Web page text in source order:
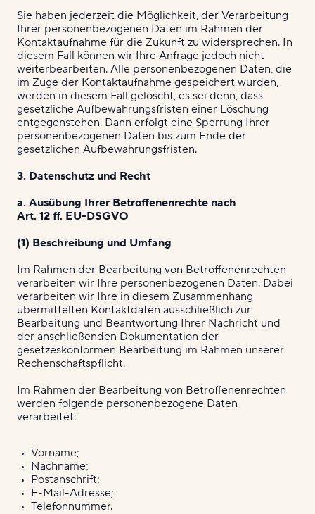
Sie haben jederzeit die Möglichkeit, der Verarbeitung
Ihrer personenbezogenen Daten im Rahmen der
Kontaktaufnahme für die Zukunft zu widersprechen. In
diesem Fall können wir Ihre Anfrage jedoch nicht
weiterbearbeiten. Alle personenbezogenen Daten, die
im Zuge der Kontaktaufnahme gespeichert wurden,
werden in diesem Fall gelöscht, es sei denn, dass
gesetzliche Aufbewahrungsfristen einer Löschung
entgegenstehen. Dann erfolgt eine Sperrung Ihrer
personenbezogenen Daten bis zum Ende der
gesetzlichen Aufbewahrungsfristen.
3. Datenschutz und Recht
a. Ausübung Ihrer Betroffenenrechte nach
Art. 12 ff. EU-DSGVO
(1) Beschreibung und Umfang
Im Rahmen der Bearbeitung von Betroffenenrechten
verarbeiten wir Ihre personenbezogenen Daten. Dabei
verarbeiten wir Ihre in diesem Zusammenhang
übermittelten Kontaktdaten ausschließlich zur
Bearbeitung und Beantwortung Ihrer Nachricht und
der anschließenden Dokumentation der
gesetzeskonformen Bearbeitung im Rahmen unserer
Rechenschaftspflicht.
Im Rahmen der Bearbeitung von Betroffenenrechten
werden folgende personenbezogene Daten
verarbeitet:
Vorname;
Nachname;
Postanschrift;
E-Mail-Adresse;
Telefonnummer.